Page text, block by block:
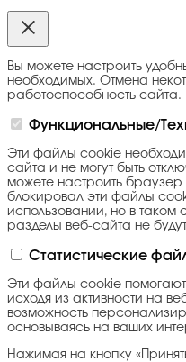
Вы можете настроить
необходимых. Отмена
работоспособность сайта.
Функциональные/
Эти файлы cookie
сайта и не могут быть
можете настроить
блокировал эти файлы
использовании, но в таком
разделы веб-сайта не
Статистические
Эти файлы cookie помогают
исходя из активности на
возможность
основываясь на ваших
Нажимая на кнопку